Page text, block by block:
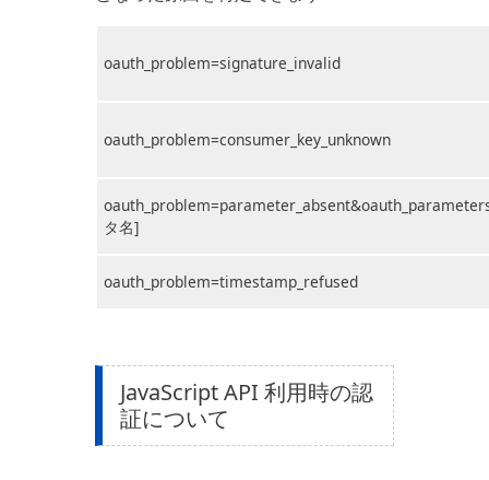
oauth_problem=signature_invalid
oauth_problem=consumer_key_unknown
タ名]
oauth_problem=timestamp_refused
JavaScript API 利用時の認
証について